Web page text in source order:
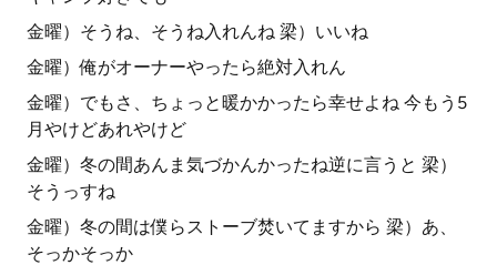
金曜）そうね、そうね入れんね 梁）いいね
金曜）俺がオーナーやったら絶対入れん
金曜）でもさ、ちょっと暖かかったら幸せよね 今もう5
月やけどあれやけど
金曜）冬の間あんま気づかんかったね逆に言うと 梁）
そうっすね
金曜）冬の間は僕らストーブ焚いてますから 梁）あ、
そっかそっか